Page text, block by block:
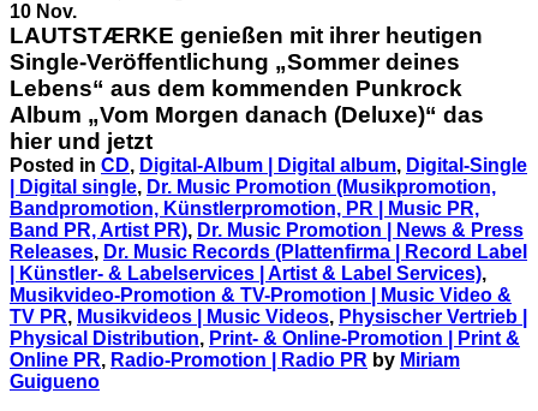
10 Nov.
LAUTSTÆRKE genießen mit ihrer heutigen
Single-Veröffentlichung „Sommer deines
Lebens“ aus dem kommenden Punkrock
Album „Vom Morgen danach (Deluxe)“ das
hier und jetzt
Posted in CD, Digital-Album | Digital album, Digital-Single
| Digital single, Dr. Music Promotion (Musikpromotion,
Bandpromotion, Künstlerpromotion, PR | Music PR,
Band PR, Artist PR), Dr. Music Promotion | News & Press
Releases, Dr. Music Records (Plattenfirma | Record Label
| Künstler- & Labelservices | Artist & Label Services),
Musikvideo-Promotion & TV-Promotion | Music Video &
TV PR, Musikvideos | Music Videos, Physischer Vertrieb |
Physical Distribution, Print- & Online-Promotion | Print &
Online PR, Radio-Promotion | Radio PR by Miriam
Guigueno